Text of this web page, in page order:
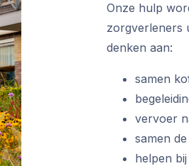
Onze hulp
zorgverleners
denken aan:
samen
vervoer
samen
helpen